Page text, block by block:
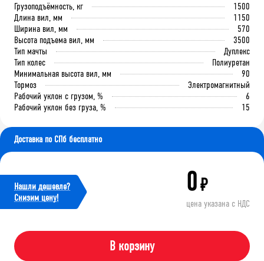
Грузоподъёмность, кг
1500
Длина вил, мм
1150
Ширина вил, мм
570
Высота подъема вил, мм
3500
Тип мачты
Дуплекс
Тип колес
Полиуретан
Минимальная высота вил, мм
90
Тормоз
Электромагнитный
Рабочий уклон с грузом, %
6
Рабочий уклон без груза, %
15
Доставка по СПб бесплатно
Нашли дешевле?
Cнизим цену!
0₽
цена указана с НДС
В корзину